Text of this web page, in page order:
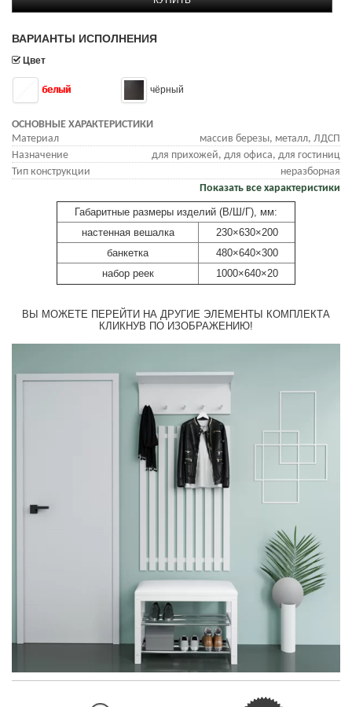
ВАРИАНТЫ ИСПОЛНЕНИЯ
Цвет
белый чёрный
ОСНОВНЫЕ ХАРАКТЕРИСТИКИ
Материал
массив березы, металл, ЛДСП
Назначение
для прихожей, для офиса, для гостиниц
Тип конструкции
неразборная
Показать все характеристики
Габаритные размеры изделий (В/Ш/Г), мм:
настенная вешалка
230×630×200
банкетка
480×640×300
набор реек
1000×640×20
ВЫ МОЖЕТЕ ПЕРЕЙТИ НА ДРУГИЕ ЭЛЕМЕНТЫ КОМПЛЕКТА
КЛИКНУВ ПО ИЗОБРАЖЕНИЮ!